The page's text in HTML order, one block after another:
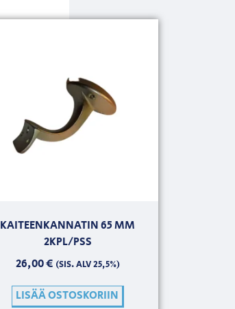
KAITEENKANNATIN 65 MM
2KPL/PSS
26,00€ (SIS. ALV 25,5%)
LISÄÄ OSTOSKORIIN